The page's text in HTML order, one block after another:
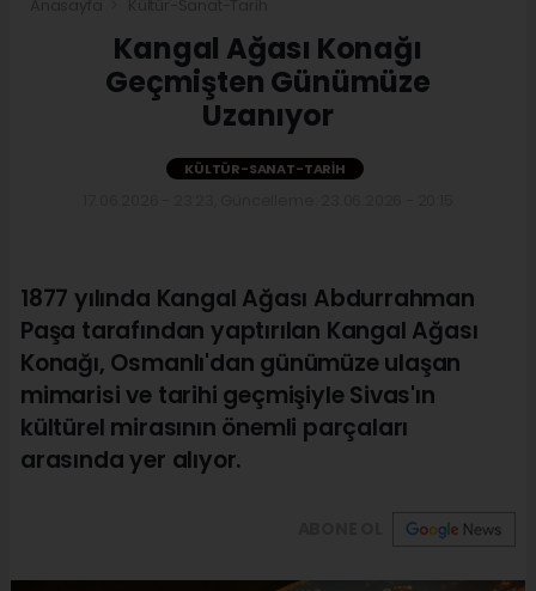
Kangal Ağası Konağı
Geçmişten Günümüze
Uzanıyor
KÜLTÜR-SANAT-TARIH
1877 yılında Kangal Ağası Abdurrahman
Paşa tarafından yaptırılan Kangal Ağası
Konağı, Osmanlı'dan günümüze ulaşan
mimarisi ve tarihi geçmişiyle Sivas'ın
kültürel mirasının önemli parçaları
arasında yer alıyor.